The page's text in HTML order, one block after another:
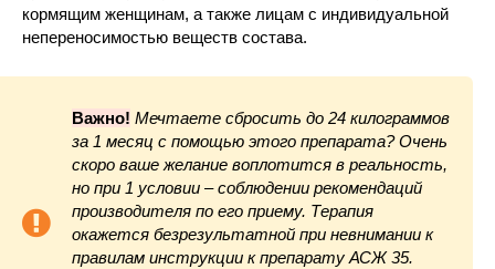
кормящим женщинам, а также лицам с индивидуальной
непереносимостью веществ состава.
Важно! Мечтаете сбросить до 24 килограммов
за 1 месяц с помощью этого препарата? Очень
скоро ваше желание воплотится в реальность,
но при 1 условии – соблюдении рекомендаций
производителя по его приему. Терапия
окажется безрезультатной при невнимании к
правилам инструкции к препарату АСЖ 35.